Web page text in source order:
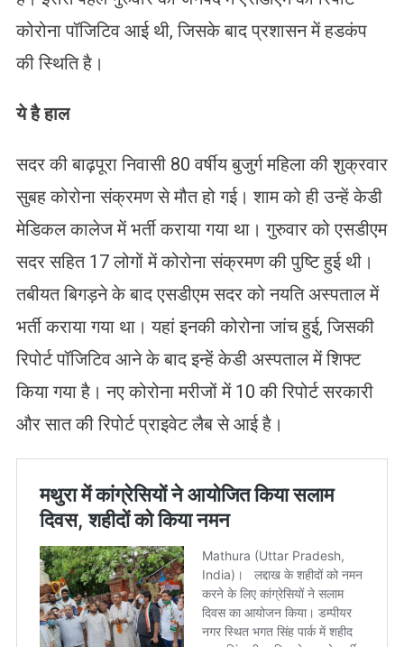
कोरोना पॉजिटिव आई थी, जिसके बाद प्रशासन में हडकंप
की स्थिति है।
ये है हाल
सदर की बाढ़पूरा निवासी 80 वर्षीय बुजुर्ग महिला की शुक्रवार
सुबह कोरोना संक्रमण से मौत हो गई। शाम को ही उन्हें केडी
मेडिकल कालेज में भर्ती कराया गया था। गुरुवार को एसडीएम
सदर सहित 17 लोगों में कोरोना संक्रमण की पुष्टि हुई थी।
तबीयत बिगड़ने के बाद एसडीएम सदर को नयति अस्पताल में
भर्ती कराया गया था। यहां इनकी कोरोना जांच हुई, जिसकी
रिपोर्ट पॉजिटिव आने के बाद इन्हें केडी अस्पताल में शिफ्ट
किया गया है। नए कोरोना मरीजों में 10 की रिपोर्ट सरकारी
और सात की रिपोर्ट प्राइवेट लैब से आई है।